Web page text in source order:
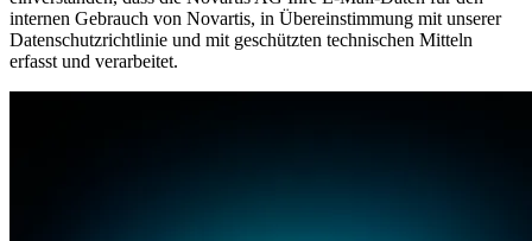
internen Gebrauch von Novartis, in Übereinstimmung mit unserer
Datenschutzrichtlinie und mit geschützten technischen Mitteln
erfasst und verarbeitet.